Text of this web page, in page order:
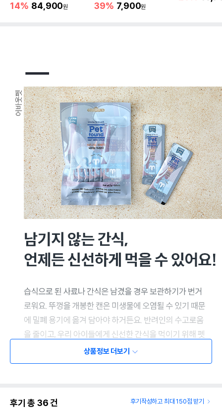
바모래
14% 84,900원 39% 7,900원
상품정보 더보기
후기 총 36건 후기작성하고 최대 150점 받기